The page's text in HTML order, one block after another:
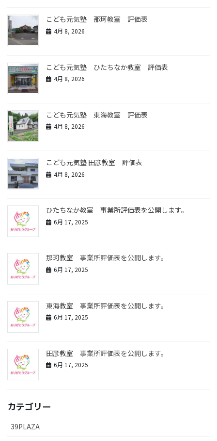
こども元気塾 那珂教室 評価表
4月 8, 2026
こども元気塾 ひたちなか教室 評価表
4月 8, 2026
こども元気塾 東海教室 評価表
4月 8, 2026
こども元気塾 田彦教室 評価表
4月 8, 2026
ひたちなか教室 事業所評価表を公開します。
6月 17, 2025
那珂教室 事業所評価表を公開します。
6月 17, 2025
東海教室 事業所評価表を公開します。
6月 17, 2025
田彦教室 事業所評価表を公開します。
6月 17, 2025
カテゴリー
39PLAZA